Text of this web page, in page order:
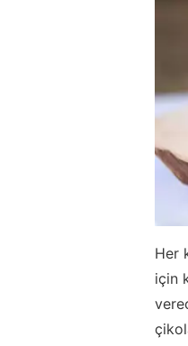
Her
için